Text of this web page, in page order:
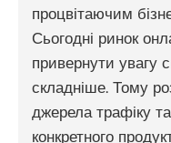
процвітаючим
Сьогодні ринок
привернути увагу
складніше. Тому
джерела трафіку
конкретного